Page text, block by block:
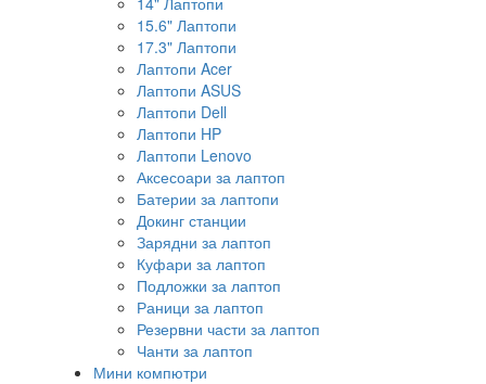
15.6" Лаптопи
17.3" Лаптопи
Лаптопи Acer
Лаптопи ASUS
Лаптопи Dell
Лаптопи HP
Лаптопи Lenovo
Аксесоари за лаптоп
Батерии за лаптопи
Докинг станции
Зарядни за лаптоп
Куфари за лаптоп
Подложки за лаптоп
Раници за лаптоп
Резервни части за лаптоп
Чанти за лаптоп
Мини компютри